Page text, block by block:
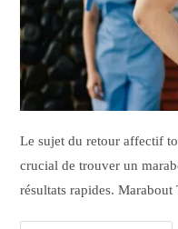
Le sujet du retour affectif
crucial de trouver un
résultats rapides.